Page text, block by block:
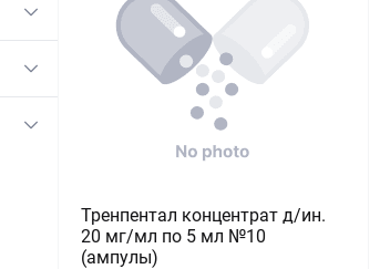
Тренпентал концентрат д/ин.
20 мг/мл по 5 мл №10
(ампулы)